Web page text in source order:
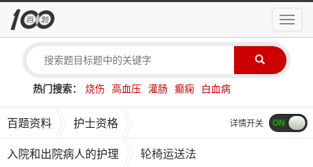
导
航
热门搜索： 烧伤 高血压 灌肠 癫痫 白血病
百题资料 护士资格 详情开关
入院和出院病人的护理 轮椅运送法